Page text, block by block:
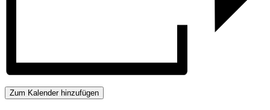
Zum Kalender hinzufügen